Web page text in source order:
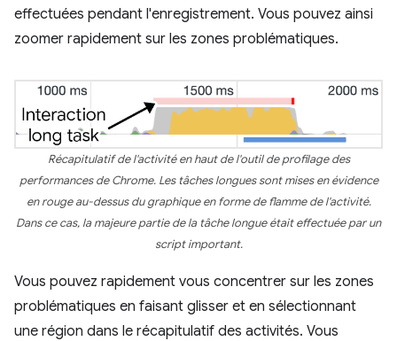
effectuées pendant l'enregistrement. Vous pouvez ainsi
zoomer rapidement sur les zones problématiques.
Récapitulatif de l'activité en haut de l'outil de profilage des
performances de Chrome. Les tâches longues sont mises en évidence
en rouge au-dessus du graphique en forme de flamme de l'activité.
Dans ce cas, la majeure partie de la tâche longue était effectuée par un
script important.
Vous pouvez rapidement vous concentrer sur les zones
problématiques en faisant glisser et en sélectionnant
une région dans le récapitulatif des activités. Vous